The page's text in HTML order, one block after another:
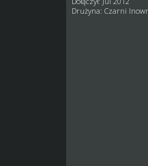
Drużyna: Czarni